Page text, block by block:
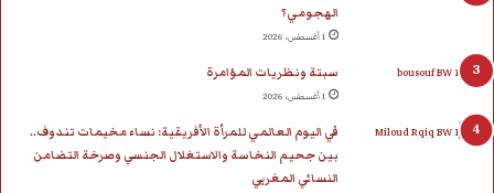
الهجومي؟
1 أغسطس، 2026
سبتة ونظريات المؤامرة
1 أغسطس، 2026
في اليوم العالمي للمرأة الأفريقية: نساء مخيمات تندوف..
بين جحيم النخاسة والاستغلال الجنسي وصرخة التضامن
النسائي المغربي